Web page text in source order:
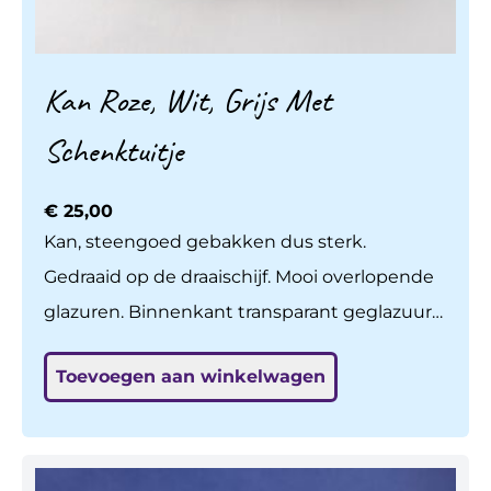
Kan Roze, Wit, Grijs Met
Schenktuitje
€ 25,00
Kan, steengoed gebakken dus sterk.
Gedraaid op de draaischijf. Mooi overlopende
glazuren. Binnenkant transparant geglazuurd.
voedselveilig. Ook leuk om bloemen in te
Toevoegen aan winkelwagen